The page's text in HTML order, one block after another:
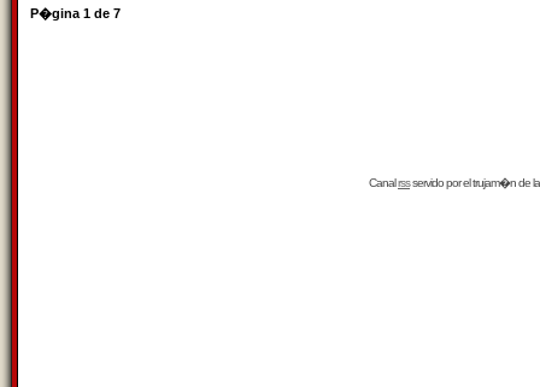
P�gina 1 de 7
Canalrssservido por eltrujam�nde